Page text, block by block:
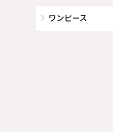
ワンピース